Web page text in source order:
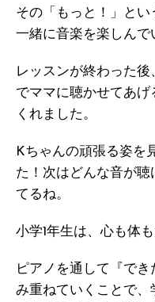
その「もっと！」と
一緒に音楽を楽しんで
レッスンが終わった
でママに聴かせてあ
くれました。
Kちゃんの頑張る姿を
た！次はどんな音が
てるね。
小学1年生は、心も体
ピアノを通して『で
み重ねていくことで、